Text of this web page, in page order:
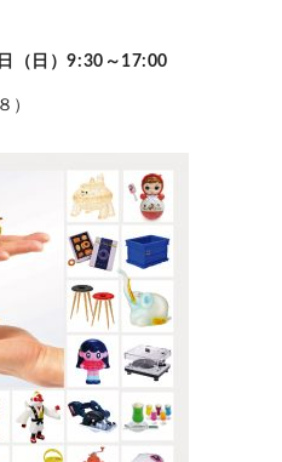
（日）9:30～17:00
）